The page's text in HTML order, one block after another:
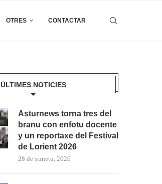
OTRES CONTACTAR
ÚLTIMES NOTICIES
Asturnews torna tres del
branu con enfotu docente
y un reportaxe del Festival
de Lorient 2026
28 de xunetu, 2026